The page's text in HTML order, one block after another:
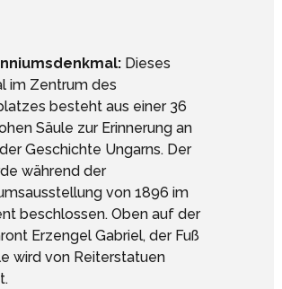
Dieses
im Zentrum des
besteht aus einer 36
Säule zur Erinnerung an
Geschichte Ungarns. Der
während der
von 1896 im
beschlossen. Oben auf der
Erzengel Gabriel, der Fuß
wird von Reiterstatuen